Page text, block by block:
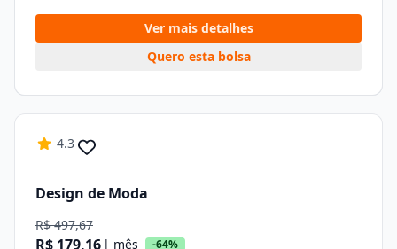
Ver mais detalhes
Quero esta bolsa
4.3
Design de Moda
R$ 497,67
R$ 179,16 | mês -64%